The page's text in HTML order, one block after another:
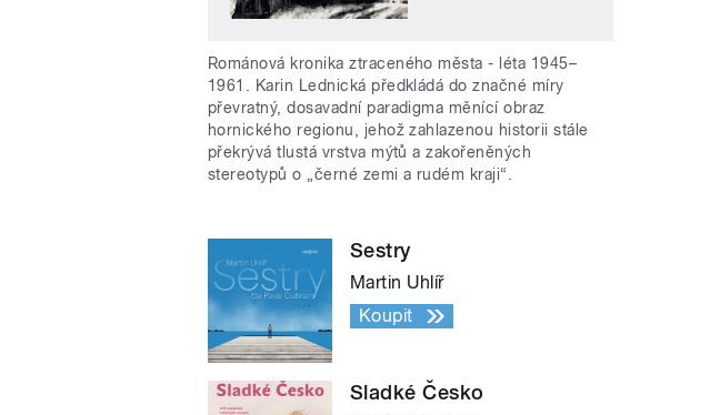
Románová kronika ztraceného města - léta 1945–
1961. Karin Lednická předkládá do značné míry
převratný, dosavadní paradigma měnící obraz
hornického regionu, jehož zahlazenou historii stále
překrývá tlustá vrstva mýtů a zakořeněných
stereotypů o „černé zemi a rudém kraji“.
Sestry
Martin Uhlíř
Koupit
Sladké Česko